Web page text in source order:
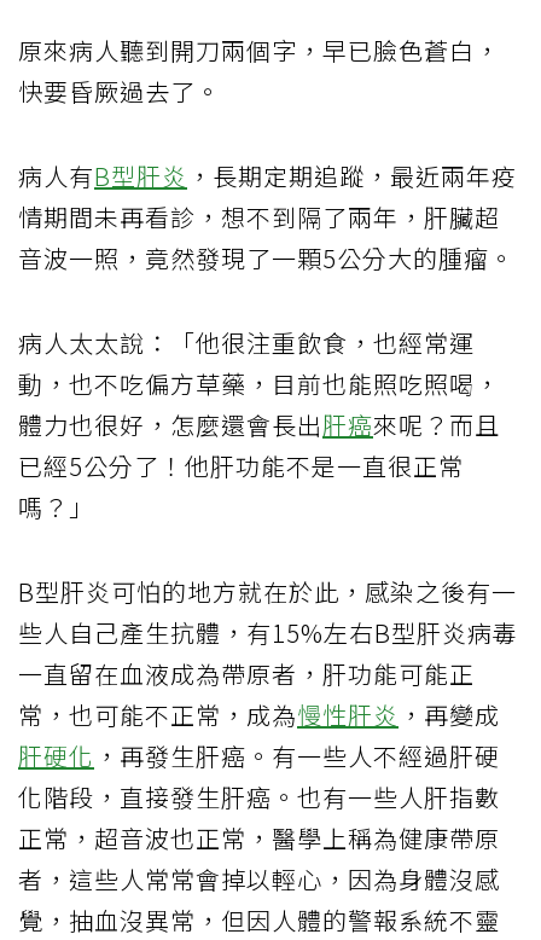
原來病人聽到開刀兩個字，早已臉色蒼白，
快要昏厥過去了。
病人有B型肝炎 ，長期定期追蹤，最近兩年疫
情期間未再看診，想不到隔了兩年，肝臟超
音波一照，竟然發現了一顆5公分大的腫瘤。
病人太太說：「他很注重飲食，也經常運
動，也不吃偏方草藥，目前也能照吃照喝，
體力也很好，怎麼還會長出肝癌來呢？而且
已經5公分了！他肝功能不是一直很正常
嗎？」
B型肝炎可怕的地方就在於此，感染之後有一
些人自己產生抗體，有15%左右B型肝炎病毒
一直留在血液成為帶原者，肝功能可能正
常，也可能不正常，成為慢性肝炎 ，再變成
肝硬化 ，再發生肝癌。有一些人不經過肝硬
化階段，直接發生肝癌。也有一些人肝指數
正常，超音波也正常，醫學上稱為健康帶原
者，這些人常常會掉以輕心，因為身體沒感
覺，抽血沒異常，但因人體的警報系統不靈